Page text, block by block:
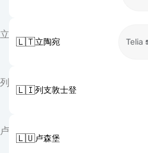
立
🇱🇹立陶宛 Telia
列
🇱🇮列支敦士登
卢
🇱🇺卢森堡